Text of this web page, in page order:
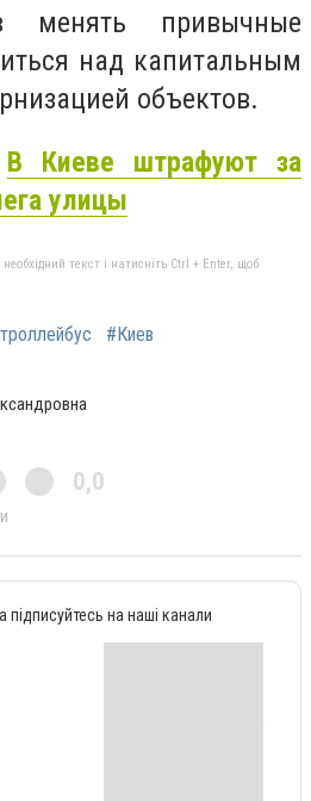
менять привычные
над капитальным
объектов.
В Киеве штрафуют за
улицы
текст і натисніть Ctrl + Enter, щоб
#Киев
0,0
підписуйтесь на наші канали